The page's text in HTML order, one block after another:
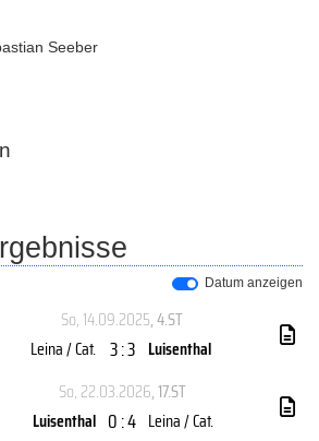
Seeber
Datum anzeigen
So, 14.09.2025, 4.ST
Leina / Cat. 3 : 3 Luisenthal
So, 22.03.2026, 17.ST
Luisenthal 0 : 4 Leina / Cat.